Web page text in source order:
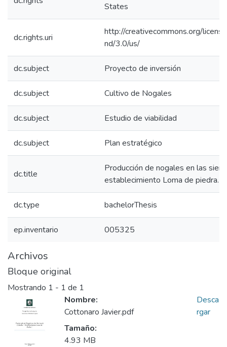
States
dc.rights.uri
http://creativecommons.org/
nd/3.0/us/
dc.subject Proyecto de inversión
dc.subject Cultivo de Nogales
dc.subject Estudio de viabilidad
dc.subject Plan estratégico
dc.title
Producción de nogales en las
establecimiento Loma de piedra.
dc.type bachelorThesis
ep.inventario 005325
Archivos
Bloque original
Mostrando 1 - 1 de 1
Nombre:
Cottonaro Javier.pdf
Tamaño:
4.93 MB
Desca
rgar